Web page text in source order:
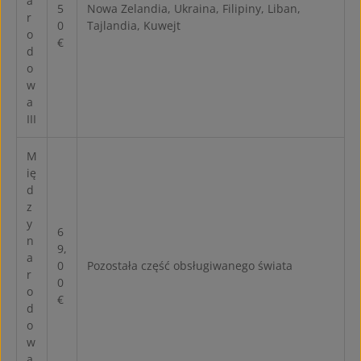
r
o
d
o
w
a
III
5
0
€
Nowa Zelandia, Ukraina, Filipiny, Liban,
Tajlandia, Kuwejt
M
ię
d
z
y
n
a
r
o
d
o
w
6
9,
0
0
€
Pozostała część obsługiwanego świata